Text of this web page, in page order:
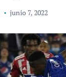
junio 7, 2022